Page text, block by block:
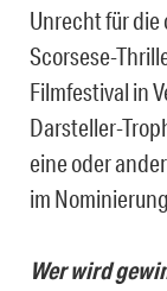
Unrecht für
Scorsese-
Filmfestival in
Darsteller-
eine oder
im
Wer wird